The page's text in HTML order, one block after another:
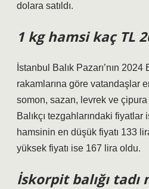
dolara satıldı.
1 kg hamsi kaç TL
İstanbul Balık Pazarı’nın
rakamlarına göre vatandaşlar
somon, sazan, levrek ve çipura
Balıkçı tezgahlarındaki fiyatlar
hamsinin en düşük fiyatı 133
yüksek fiyatı ise 167 lira oldu.
İskorpit balığı tadı